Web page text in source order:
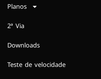
Planos
2ª Via
Downloads
Teste de velocidade